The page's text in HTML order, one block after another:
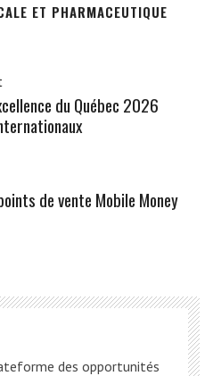
ET PHARMACEUTIQUE
du Québec 2026
de vente Mobile Money
des opportunités